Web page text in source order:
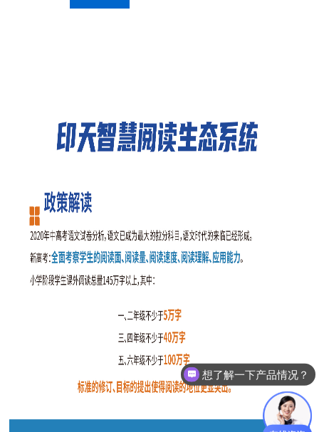
想了解一下产品情况？